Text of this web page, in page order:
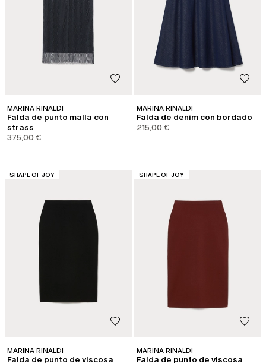
MARINA RINALDI
Falda de punto malla con
strass
375,00 €
MARINA RINALDI
Falda de denim con bordado
215,00 €
CATEGORÍA:
SHAPE OF JOY
MARINA RINALDI
Falda de punto de viscosa
CATEGORÍA:
SHAPE OF JOY
MARINA RINALDI
Falda de punto de viscosa